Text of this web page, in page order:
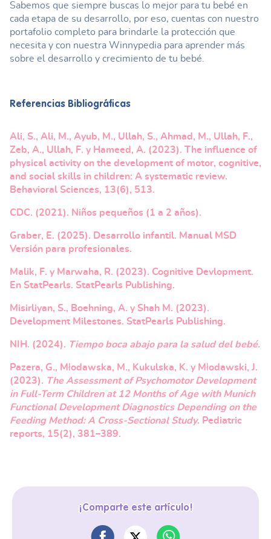
Sabemos que siempre buscas lo mejor para tu bebé en
cada etapa de su desarrollo, por eso, cuentas con nuestro
portafolio completo para brindarle la protección que
necesita y con nuestra Winnypedia para aprender más
sobre el desarrollo y crecimiento de tu bebé.
Referencias Bibliográficas
Ali, S., Ali, M., Ayub, M., Ullah, S., Ahmad, M., Ullah, F.,
Zeb, A., Ullah, F. y Hameed, A. (2023). The influence of
physical activity on the development of motor, cognitive,
and social skills in children: A systematic review.
Behavioral Sciences, 13(6), 513.
CDC. (2021). Niños pequeños (1 a 2 años).
Graber, E. (2025). Desarrollo infantil. Manual MSD
Versión para profesionales.
Malik, F. y Marwaha, R. (2023). Cognitive Devlopment.
En StatPearls. StatPearls Publishing.
Misirliyan, S., Boehning, A. y Shah M. (2023).
Development Milestones. StatPearls Publishing.
NIH. (2024). Tiempo boca abajo para la salud del bebé.
Pazera, G., Młodawska, M., Kukulska, K. y Młodawski, J.
(2023). The Assessment of Psychomotor Development
in Full-Term Children at 12 Months of Age with Munich
Functional Development Diagnostics Depending on the
Feeding Method: A Cross-Sectional Study. Pediatric
reports, 15(2), 381–389.
¡Comparte este artículo!